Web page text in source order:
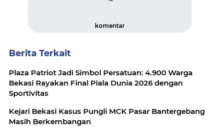
komentar
Berita Terkait
Plaza Patriot Jadi Simbol Persatuan: 4.900 Warga
Bekasi Rayakan Final Piala Dunia 2026 dengan
Sportivitas
Kejari Bekasi Kasus Pungli MCK Pasar Bantergebang
Masih Berkembangan